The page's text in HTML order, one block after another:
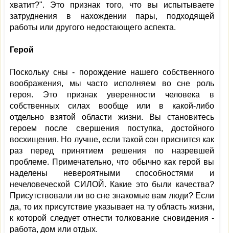
хватит?". Это признак того, что вы испытываете
затруднения в нахождении пары, подходящей
работы или другого недостающего аспекта.
Герой
Поскольку сны - порождение нашего собственного
воображения, мы часто исполняем во сне роль
героя. Это признак уверенности человека в
собственных силах вообще или в какой-либо
отдельно взятой области жизни. Вы становитесь
героем после свершения поступка, достойного
восхищения. Но лучше, если такой сон приснится как
раз перед принятием решения по назревшей
проблеме. Примечательно, что обычно как герой вы
наделены невероятными способностями и
нечеловеческой СИЛОЙ. Какие это были качества?
Присутствовали ли во сне знакомые вам люди? Если
да, то их присутствие указывает на ту область жизни,
к которой следует отнести толкование сновидения -
работа, дом или отдых.